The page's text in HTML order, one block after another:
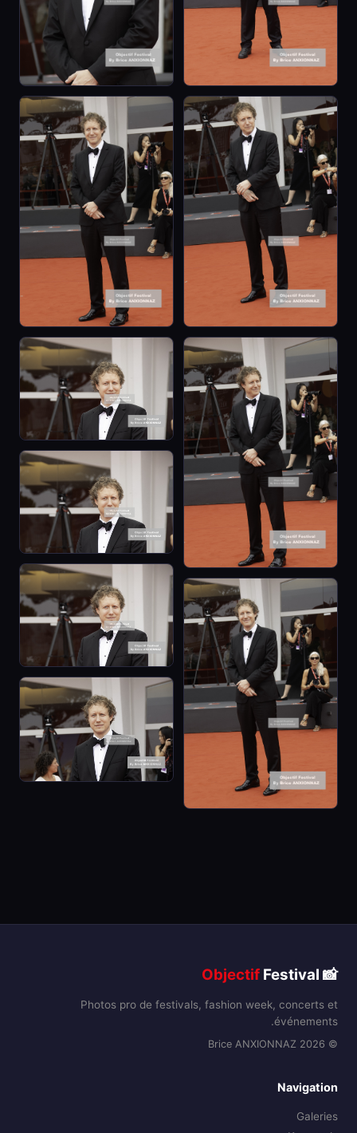
📸
Objectif Festival
Photos pro de festivals, fashion week, concerts et
événements.
© 2026 Brice ANXIONNAZ
Navigation
Galeries